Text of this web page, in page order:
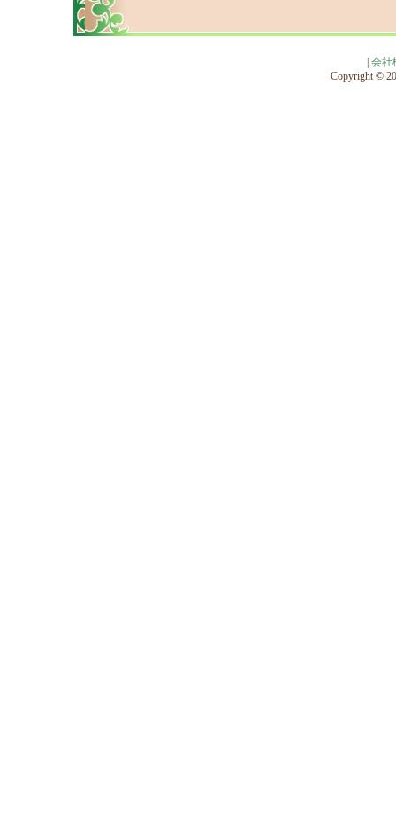
会社
Copyright ©